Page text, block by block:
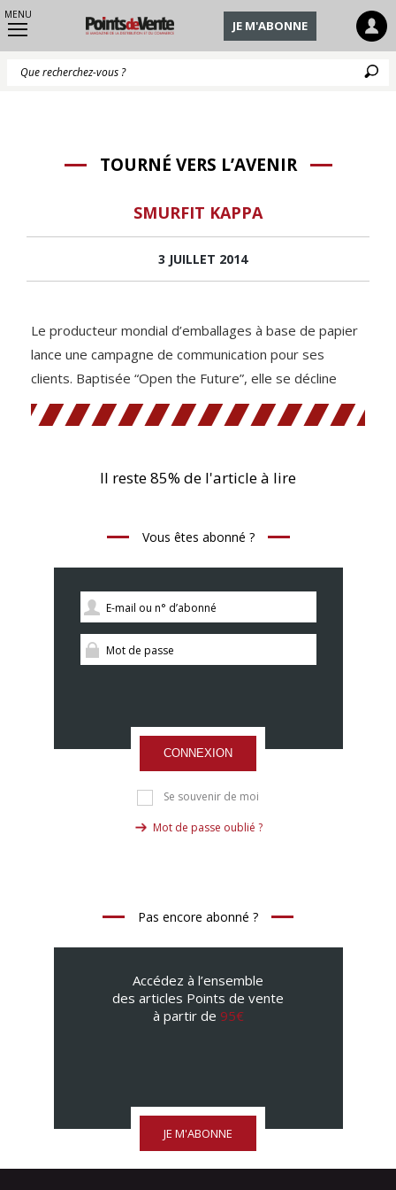
MENU
JE M'ABONNE
TOURNÉ VERS L’AVENIR
SMURFIT KAPPA
3 JUILLET 2014
Le producteur mondial d’emballages à base de papier
lance une campagne de communication pour ses
clients. Baptisée “Open the Future”, elle se décline
Il reste 85% de l'article à lire
Vous êtes abonné ?
CONNEXION
Se souvenir de moi
Mot de passe oublié ?
Pas encore abonné ?
Accédez à l’ensemble
des articles Points de vente
à partir de 95€
JE M'ABONNE